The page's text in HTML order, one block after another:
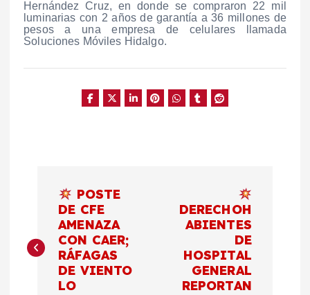
Hernández Cruz, en donde se compraron 22 mil
luminarias con 2 años de garantía a 36 millones de
pesos a una empresa de celulares llamada
Soluciones Móviles Hidalgo.
v
POSTE
DE CFE
AMENAZA
CON CAER;
RÁFAGAS
DE VIENTO
LO
DERECHOH
ABIENTES
DE
HOSPITAL
GENERAL
REPORTAN